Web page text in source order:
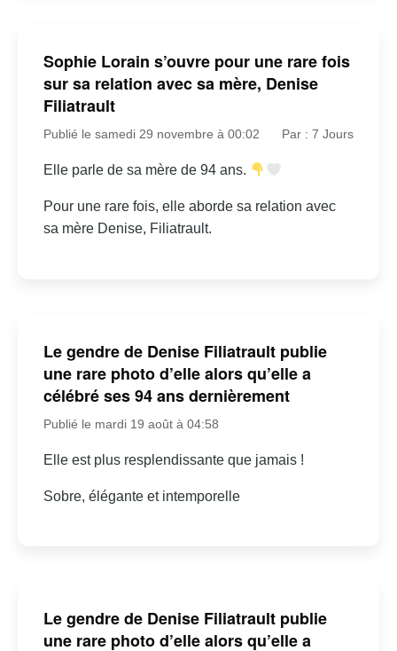
Sophie Lorain s’ouvre pour une rare fois
sur sa relation avec sa mère, Denise
Filiatrault
Publié le samedi 29 novembre à 00:02 Par : 7 Jours
Elle parle de sa mère de 94 ans.
Pour une rare fois, elle aborde sa relation avec
sa mère Denise, Filiatrault.
Le gendre de Denise Filiatrault publie
une rare photo d’elle alors qu’elle a
célébré ses 94 ans dernièrement
Publié le mardi 19 août à 04:58
Elle est plus resplendissante que jamais !
Sobre, élégante et intemporelle
Le gendre de Denise Filiatrault publie
une rare photo d’elle alors qu’elle a